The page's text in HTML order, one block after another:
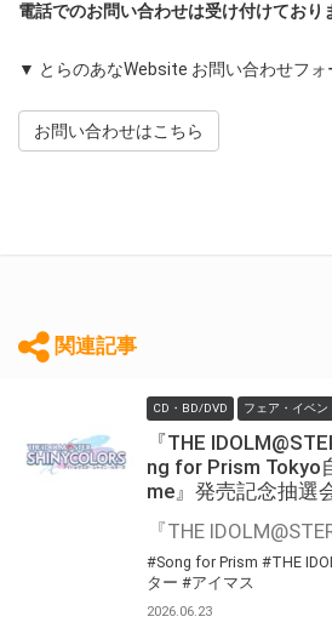
電話でのお問い合わせは受け付けており
▼ とらのあなWebsite お問い合わせフォ
お問い合わせはこちら
関連記事
CD・BD/DVD フェア・イベン
『THE
ng for Prism Tokyo
me』発売記念抽選
#Song for Prism #THE
ター #アイマス
2026.06.23